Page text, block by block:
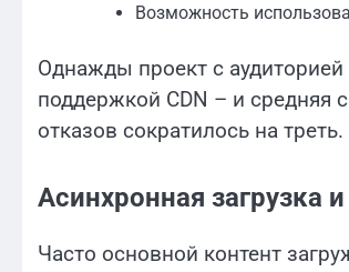
Возможность
Однажды проект с
поддержкой CDN – и средняя
отказов сократилось на треть.
Асинхронная загрузка
Часто основной контент